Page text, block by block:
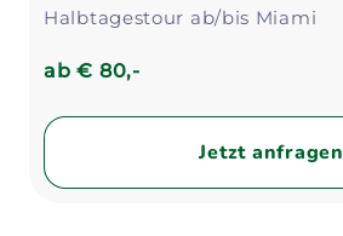
Halbtagestour ab/bis Miami
ab€ 80,-
Jetzt anfragen